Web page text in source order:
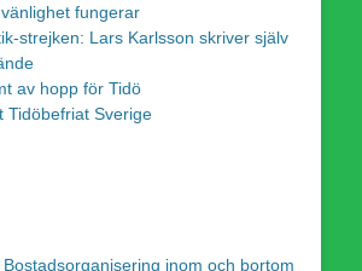
fungerar
strejken: Lars Karlsson skriver själv
av hopp för Tidö
Tidöbefriat Sverige
inom och bortom